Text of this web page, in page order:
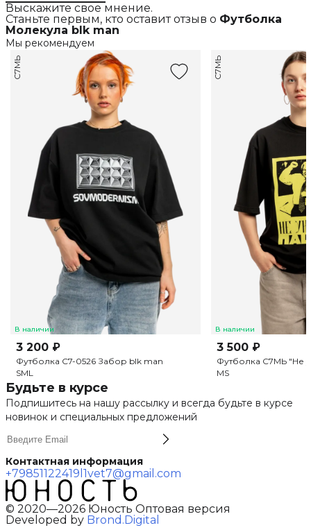
Выскажите свое мнение.
Станьте первым, кто оставит отзыв о Футболка
Молекула blk man
Мы рекомендуем
В наличии
С7МЬ
3 200 ₽
Футболка C7-0526 Забор blk man
SML
В наличии
С7МЬ
3 500 ₽
Футболка С7МЬ "Не
MS
Будьте в курсе
Подпишитесь на нашу рассылку и всегда будьте в курсе
новинок и специальных предложений
Контактная информация
+79851122419 l1vet7@gmail.com
© 2020—2026 Юность Оптовая версия
Developed by Brond.Digital